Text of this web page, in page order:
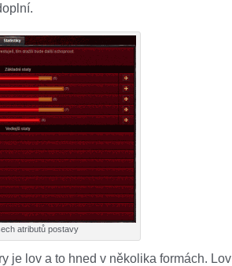
atributů postavy
je lov a to hned v několika formách.